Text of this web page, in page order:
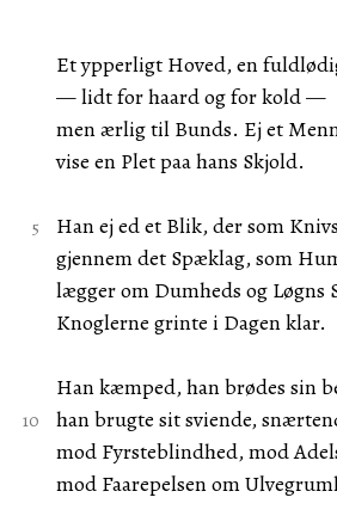
Et ypperligt Hoved, en
— lidt for haard og for kold —
men ærlig til Bunds. Ej et
vise en Plet paa hans Skjold.
Han ej ed et Blik, der som
gjennem det Spæklag, som
lægger om Dumheds og Løgns
Knoglerne grinte i Dagen klar.
Han kæmped, han brødes sin
han brugte sit sviende,
mod Fyrsteblindhed, mod
mod Faarepelsen om